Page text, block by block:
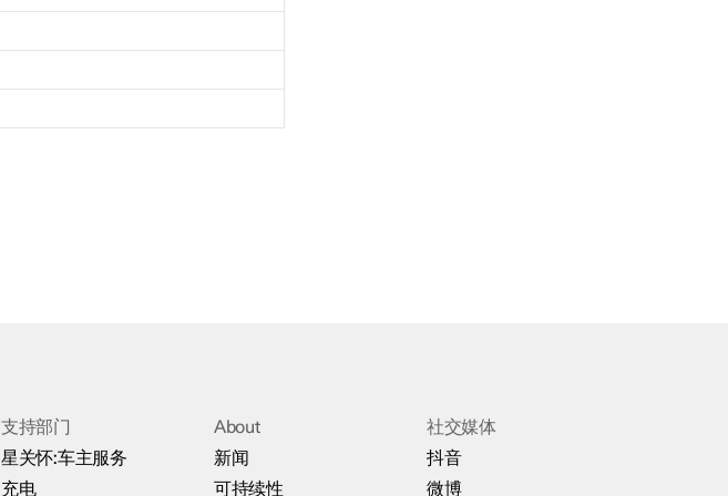
支持部门
星关怀:车主服务
充电
About
新闻
可持续性
社交媒体
抖音
微博